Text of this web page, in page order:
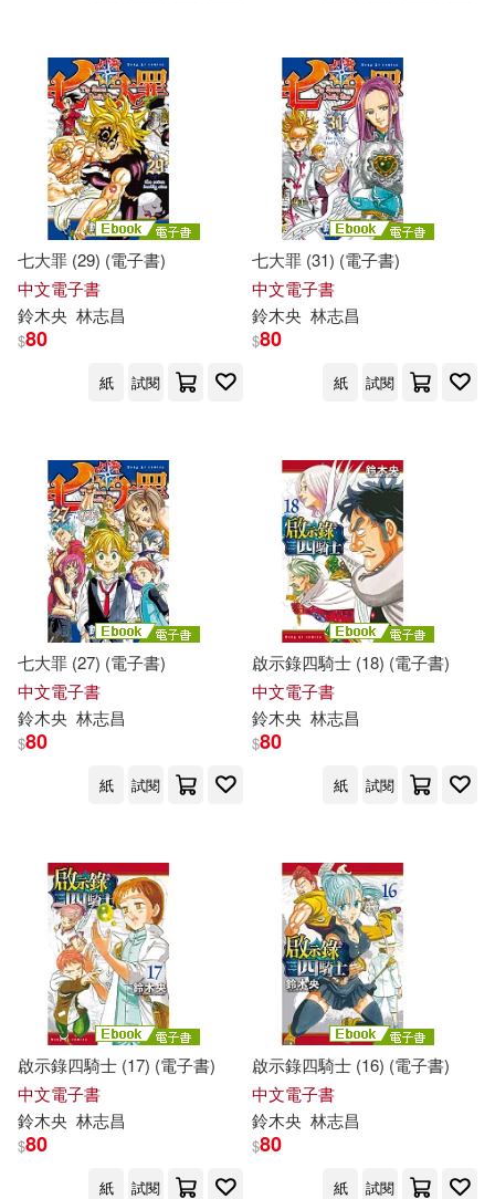
作者/演唱/譯/編/繪(258)
價格
範圍
七大罪 (29) (電子書)
中文電子書
鈴木央 林志昌
$80
紙 試閱
七大罪 (31) (電子書)
中文電子書
鈴木央 林志昌
$80
紙 試閱
七大罪 (27) (電子書)
中文電子書
鈴木央 林志昌
$80
紙 試閱
啟示錄四騎士 (18) (電子書)
中文電子書
鈴木央 林志昌
$80
紙 試閱
啟示錄四騎士 (17) (電子書)
中文電子書
鈴木央 林志昌
$80
紙 試閱
啟示錄四騎士 (16) (電子書)
中文電子書
鈴木央 林志昌
$80
紙 試閱